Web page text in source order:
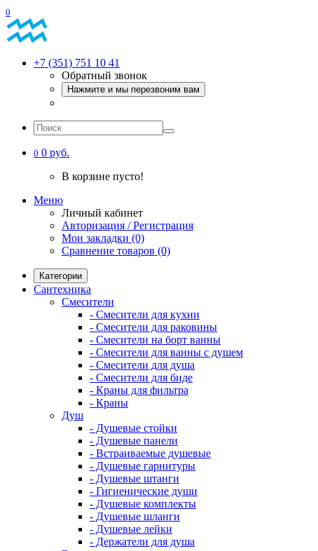
0
+7 (351) 751 10 41
Обратный звонок
Нажмите и мы перезвоним вам
0 0 руб.
В корзине пусто!
Меню
Личный кабинет
Авторизация / Регистрация
Мои закладки (0)
Сравнение товаров (0)
Категории
Сантехника
Смесители
- Смесители для кухни
- Смесители для раковины
- Смесители на борт ванны
- Смесители для ванны с душем
- Смесители для душа
- Смесители для биде
- Краны для фильтра
- Краны
Душ
- Душевые стойки
- Душевые панели
- Встраиваемые душевые
- Душевые гарнитуры
- Душевые штанги
- Гигиенические души
- Душевые комплекты
- Душевые шланги
- Душевые лейки
- Держатели для душа